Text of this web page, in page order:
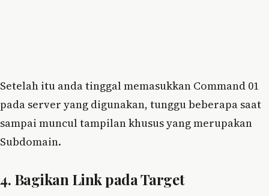
Setelah itu anda tinggal memasukkan Command 01
pada server yang digunakan, tunggu beberapa saat
sampai muncul tampilan khusus yang merupakan
Subdomain.
4. Bagikan Link pada Target